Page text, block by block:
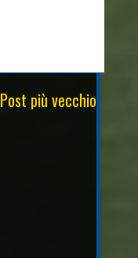
Post più vecchio